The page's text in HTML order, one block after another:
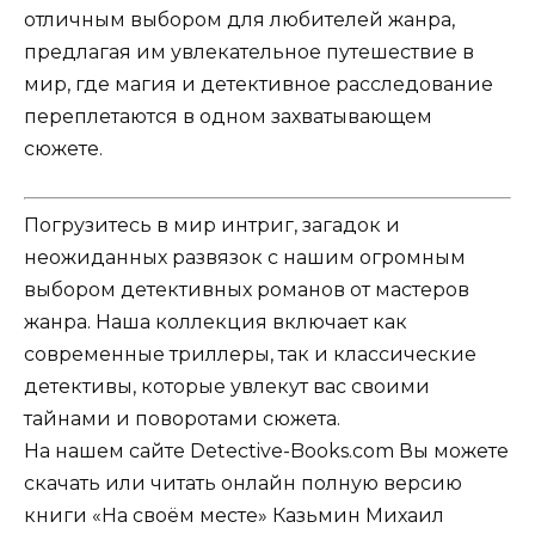
отличным выбором для любителей жанра,
предлагая им увлекательное путешествие в
мир, где магия и детективное расследование
переплетаются в одном захватывающем
сюжете.
Погрузитесь в мир интриг, загадок и
неожиданных развязок с нашим огромным
выбором детективных романов от мастеров
жанра. Наша коллекция включает как
современные триллеры, так и классические
детективы, которые увлекут вас своими
тайнами и поворотами сюжета.
На нашем сайте Detective-Books.com Вы можете
скачать или читать онлайн полную версию
книги «На своём месте» Казьмин Михаил